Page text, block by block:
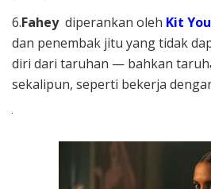
6.Fahey diperankan oleh Kit
dan penembak jitu yang tidak
diri dari taruhan — bahkan
sekalipun, seperti bekerja